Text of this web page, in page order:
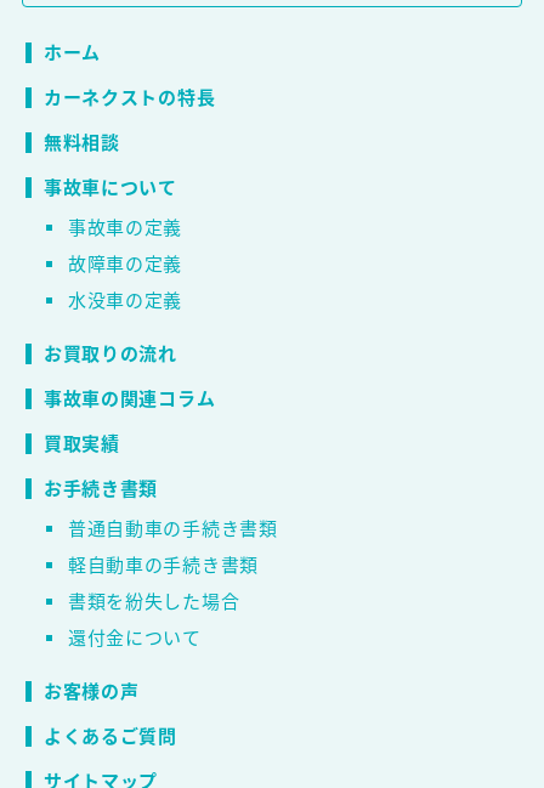
ホーム
カーネクストの特長
無料相談
事故車について
事故車の定義
故障車の定義
水没車の定義
お買取りの流れ
事故車の関連コラム
買取実績
お手続き書類
普通自動車の手続き書類
軽自動車の手続き書類
書類を紛失した場合
還付金について
お客様の声
よくあるご質問
サイトマップ